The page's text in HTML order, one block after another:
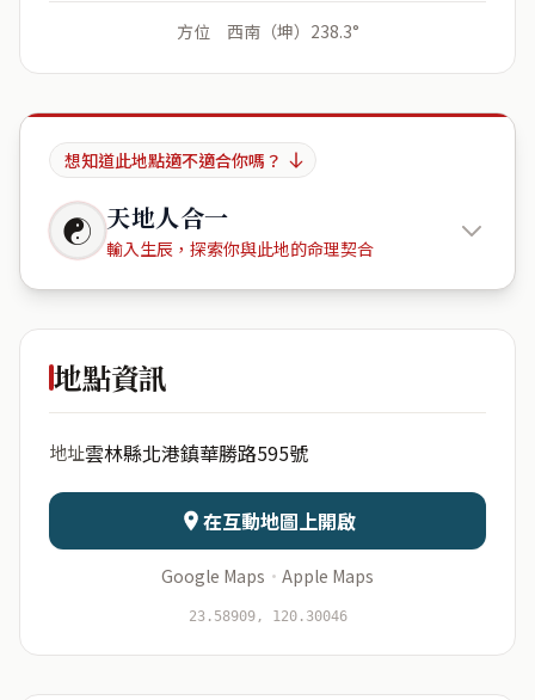
方位 西南（坤）238.3°
想知道此地點適不適合你嗎？
☯ 天地人合一
輸入生辰，探索你與此地的命理契合
Maxmo
出生時辰
地點資訊
地址雲林縣北港鎮華勝路595號
在互動地圖上開啟
Google Maps · Apple Maps
23.58909, 120.30046